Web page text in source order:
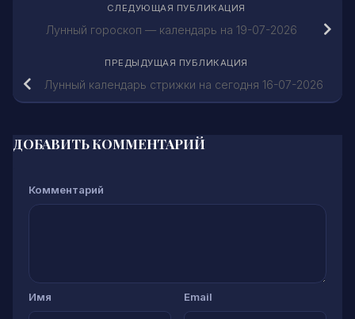
СЛЕДУЮЩАЯ ПУБЛИКАЦИЯ
Лунный гороскоп — календарь на 19-07-2026
ПРЕДЫДУЩАЯ ПУБЛИКАЦИЯ
Лунный календарь стрижки на сегодня 16-07-2026
ДОБАВИТЬ КОММЕНТАРИЙ
Комментарий
Имя Email